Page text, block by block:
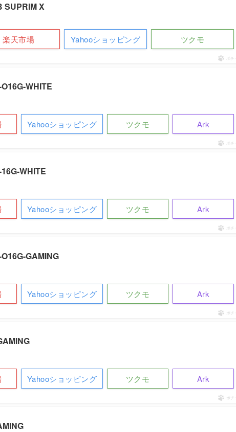
SUPRIM X
楽天市場 Yahooショッピング ツクモ
ポチ
WHITE
Yahooショッピング ツクモ Ark
ポチ
WHITE
Yahooショッピング ツクモ Ark
ポチ
GAMING
Yahooショッピング ツクモ Ark
ポチ
Yahooショッピング ツクモ Ark
ポチ